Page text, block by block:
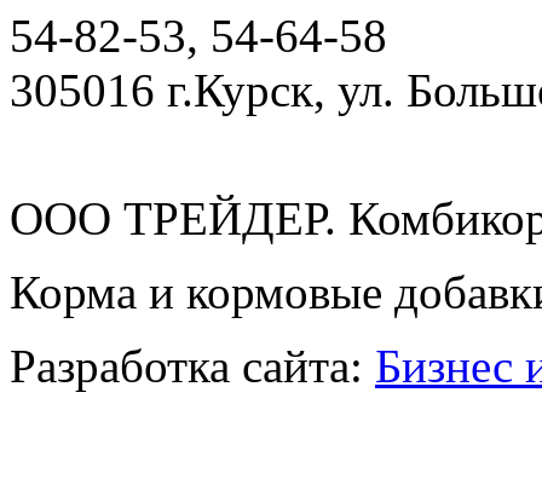
54-82-53, 54-64-58
305016 г.Курск, ул.
ООО ТРЕЙДЕР.
Корма и кормовые
Разработка сайта: Бизнес